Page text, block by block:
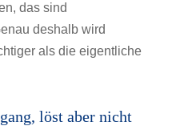
das sind
deshalb wird
als die eigentliche
löst aber nicht